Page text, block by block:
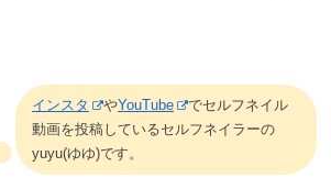
インスタ やYouTube
でセルフネイル
動画を投稿しているセルフネイラーの
yuyu(ゆゆ)です。